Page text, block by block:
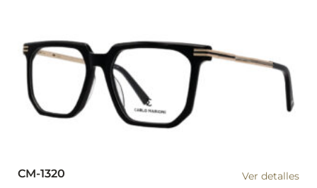
CM-1320 Ver detalles